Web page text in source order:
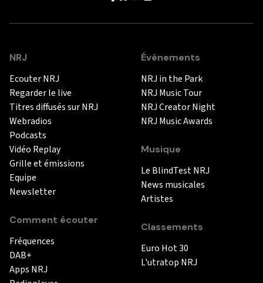
NRJ
Ecouter NRJ
Regarder le live
Titres diffusés sur NRJ
Webradios
Podcasts
Vidéo Replay
Grille et émissions
Equipe
Newsletter
Comment écouter
Fréquences
DAB+
Apps NRJ
Événements
NRJ in the Park
NRJ Music Tour
NRJ Creator Night
NRJ Music Awards
Musique
Le BlindTest NRJ
News musicales
Artistes
Classements
Euro Hot 30
L'utratop NRJ